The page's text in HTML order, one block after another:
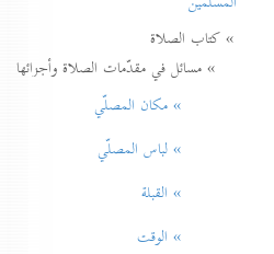
» كتاب الصلاة
» مسائل في مقدّمات الصلاة وأجزائها
» مكان المصلّي
» لباس المصلّي
» القبلة
» الوقت